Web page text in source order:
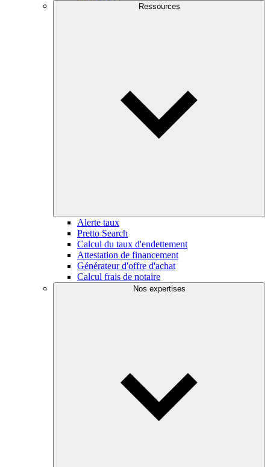
Ressources
Alerte taux
Pretto Search
Calcul du taux d'endettement
Attestation de financement
Générateur d'offre d'achat
Calcul frais de notaire
Nos expertises